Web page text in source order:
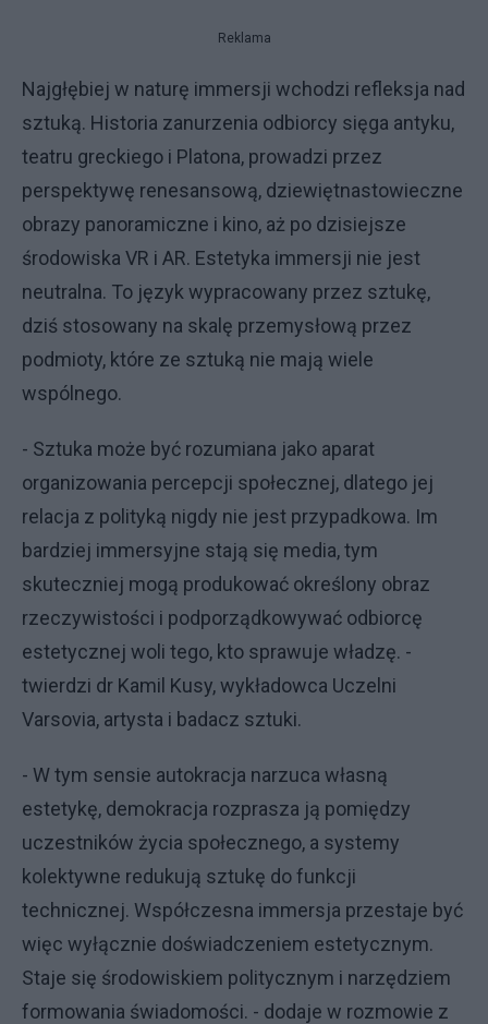
Reklama
Najgłębiej w naturę immersji wchodzi refleksja nad
sztuką. Historia zanurzenia odbiorcy sięga antyku,
teatru greckiego i Platona, prowadzi przez
perspektywę renesansową, dziewiętnastowieczne
obrazy panoramiczne i kino, aż po dzisiejsze
środowiska VR i AR. Estetyka immersji nie jest
neutralna. To język wypracowany przez sztukę,
dziś stosowany na skalę przemysłową przez
podmioty, które ze sztuką nie mają wiele
wspólnego.
- Sztuka może być rozumiana jako aparat
organizowania percepcji społecznej, dlatego jej
relacja z polityką nigdy nie jest przypadkowa. Im
bardziej immersyjne stają się media, tym
skuteczniej mogą produkować określony obraz
rzeczywistości i podporządkowywać odbiorcę
estetycznej woli tego, kto sprawuje władzę. -
twierdzi dr Kamil Kusy, wykładowca Uczelni
Varsovia, artysta i badacz sztuki.
- W tym sensie autokracja narzuca własną
estetykę, demokracja rozprasza ją pomiędzy
uczestników życia społecznego, a systemy
kolektywne redukują sztukę do funkcji
technicznej. Współczesna immersja przestaje być
więc wyłącznie doświadczeniem estetycznym.
Staje się środowiskiem politycznym i narzędziem
formowania świadomości. - dodaje w rozmowie z